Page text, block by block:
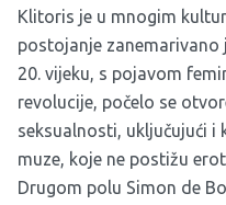
Klitoris je u mnogim
postojanje zanemarivano
20. vijeku, s pojavom
revolucije, počelo se
seksualnosti, uključujući i
muze, koje ne postižu
Drugom polu Simon de